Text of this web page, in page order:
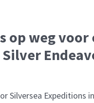
op weg
Silversea Expeditions